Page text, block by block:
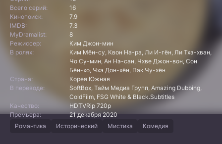
Всего серий:
16
Кинопоиск:
7.9
IMDB:
7.3
MyDramalist:
8
Режиссер:
Ким Джон-мин
В ролях:
Ким Мён-су, Квон На-ра, Ли И-гён, Ли Тхэ-хван,
Чо Су-мин, Ан Нэ-сан, Чхве Джон-вон, Сон
Бён-хо, Чхэ Дон-хён, Пак Чу-хён
Страна:
Корея Южная
В переводе:
SoftBox, Тайм Медиа Групп, Amazing Dubbing,
ColdFilm, FSG White & Black.Subtitles
Качество:
HDTVRip 720p
Премьера:
21 декабря 2020
Романтика
Исторический Мистика Комедия